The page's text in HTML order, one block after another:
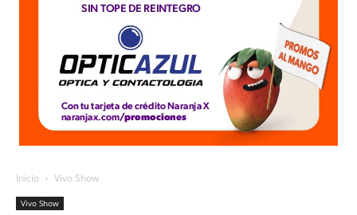
Inicio Vivo Show
Vivo Show